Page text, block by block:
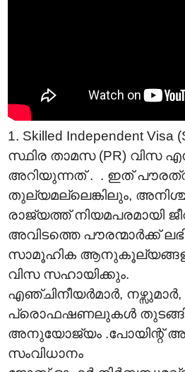
1. Skilled Independent Visa
സ്ഥിര താമസ (PR) വിസ
അറിയുന്നത് . . ഇത്
തുല്യമല്ലെങ്കിലും,
രാജ്യത്ത് നിയമപരമായി
അവിടത്തെ പൗരന്മാർക്ക്
സാമൂഹിക
വിസ സഹായിക്കും.
എഞ്ചിനീയർമാർ,
പ്രൊഫഷണലുകൾ
അനുയോജ്യം .പോയിന്റ്
സംവിധാനം